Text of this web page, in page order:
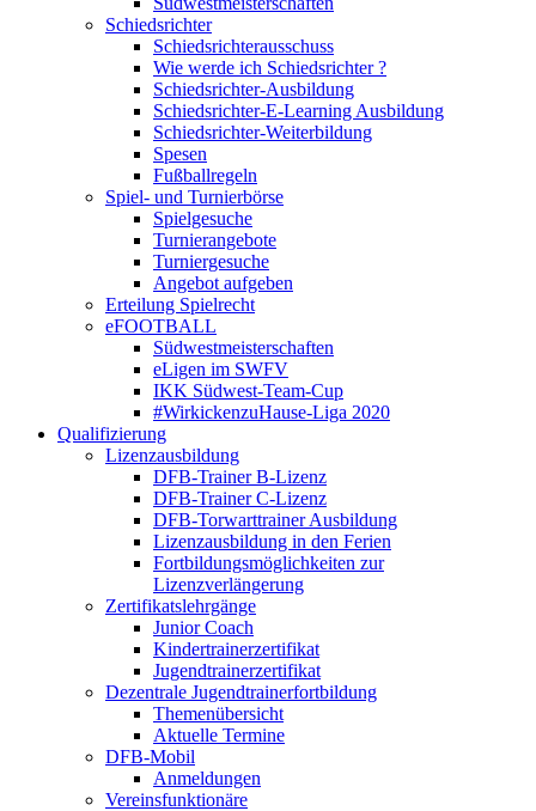
Schiedsrichter
Schiedsrichter­ausschuss
Wie werde ich Schiedsrichter ?
Schiedsrichter-Ausbildung
Schiedsrichter-E-Learning Ausbildung
Schiedsrichter-Weiterbildung
Spesen
Fußballregeln
Spiel- und Turnierbörse
Spielgesuche
Turnierangebote
Turniergesuche
Angebot aufgeben
Erteilung Spielrecht
eFOOTBALL
Südwestmeisterschaften
eLigen im SWFV
IKK Südwest-Team-Cup
#WirkickenzuHause-Liga 2020
Qualifizierung
Lizenzausbildung
DFB-Trainer B-Lizenz
DFB-Trainer C-Lizenz
DFB-Torwarttrainer Ausbildung
Lizenzausbildung in den Ferien
Fortbildungsmöglichkeiten zur
Lizenzverlängerung
Zertifikatslehrgänge
Junior Coach
Kindertrainerzertifikat
Jugendtrainerzertifikat
Dezentrale Jugendtrainerfortbildung
Themenübersicht
Aktuelle Termine
DFB-Mobil
Anmeldungen
Vereinsfunktionäre